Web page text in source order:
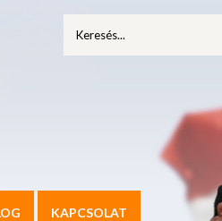
KAPCSOLAT